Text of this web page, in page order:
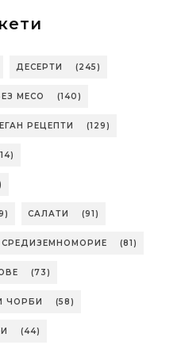
ДЕСЕРТИ (245)
МЕСО (140)
РЕЦЕПТИ (129)
САЛАТИ (91)
СРЕДИЗЕМНОМОРИЕ (81)
(73)
ЧОРБИ (58)
(44)